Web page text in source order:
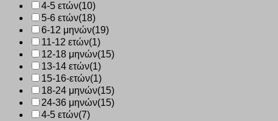
4-5 ετών(10)
5-6 ετών(18)
6-12 μηνών(19)
11-12 ετών(1)
12-18 μηνών(15)
13-14 ετών(1)
15-16-ετών(1)
18-24 μηνών(15)
24-36 μηνών(15)
4-5 ετών(7)